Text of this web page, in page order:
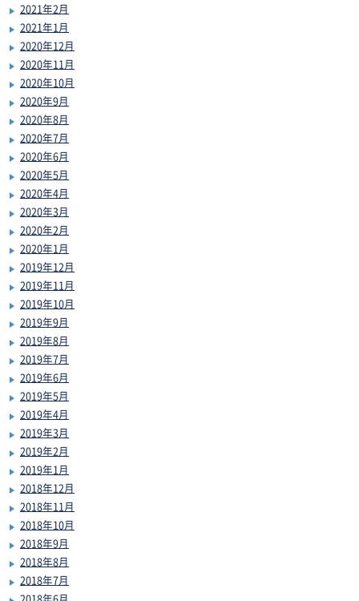
2021年2月
2021年1月
2020年12月
2020年11月
2020年10月
2020年9月
2020年8月
2020年7月
2020年6月
2020年5月
2020年4月
2020年3月
2020年2月
2020年1月
2019年12月
2019年11月
2019年10月
2019年9月
2019年8月
2019年7月
2019年6月
2019年5月
2019年4月
2019年3月
2019年2月
2019年1月
2018年12月
2018年11月
2018年10月
2018年9月
2018年8月
2018年7月